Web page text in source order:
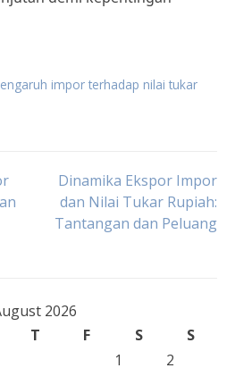
impor terhadap nilai tukar
Dinamika Ekspor Impor
dan Nilai Tukar Rupiah:
Tantangan dan Peluang
2026
T F S
S
1
2